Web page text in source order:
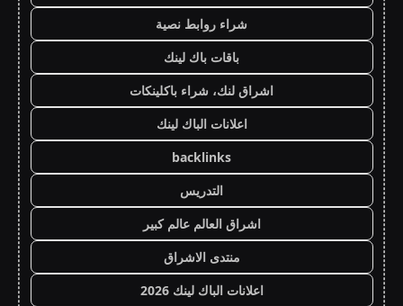
شراء روابط نصية
باقات باك لينك
اشراق لنك، شراء باكلينكات
اعلانات الباك لينك
backlinks
التدريس
اشراق العالم عالم كبير
منتدى الاشراق
اعلانات الباك لينك 2026